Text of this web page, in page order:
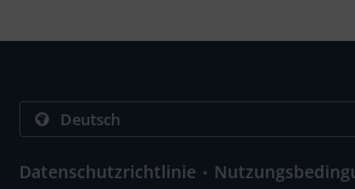
Datenschutzrichtlinie .